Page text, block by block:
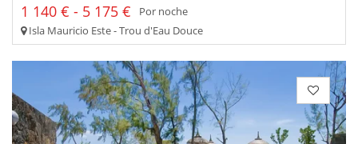
1 140 € - 5 175 €
Por noche
Isla Mauricio Este - Trou d'Eau Douce